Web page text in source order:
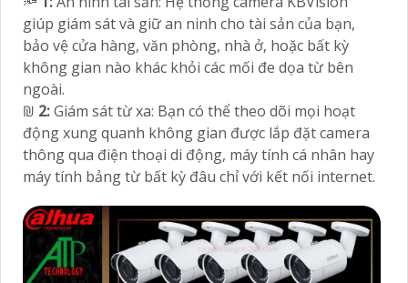
giúp giám sát và giữ an ninh cho tài sản của bạn,
bảo vệ cửa hàng, văn phòng, nhà ở, hoặc bất kỳ
không gian nào khác khỏi các mối đe dọa từ bên
ngoài.
₪ 2:Giám sát từ xa: Bạn có thể theo dõi mọi hoạt
động xung quanh không gian được lắp đặt camera
thông qua điện thoại di động, máy tính cá nhân hay
máy tính bảng từ bất kỳ đâu chỉ với kết nối internet.